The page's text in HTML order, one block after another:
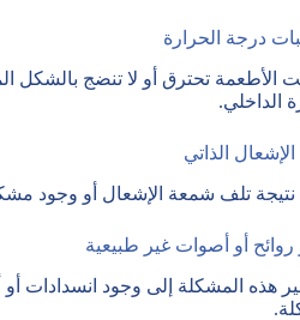
درجة الحرارة
الأطعمة تحترق أو لا تنضج
الداخلي.
الذاتي
تلف شمعة الإشعال أو وجود
أو أصوات غير طبيعية
هذه المشكلة إلى وجود انسدادات